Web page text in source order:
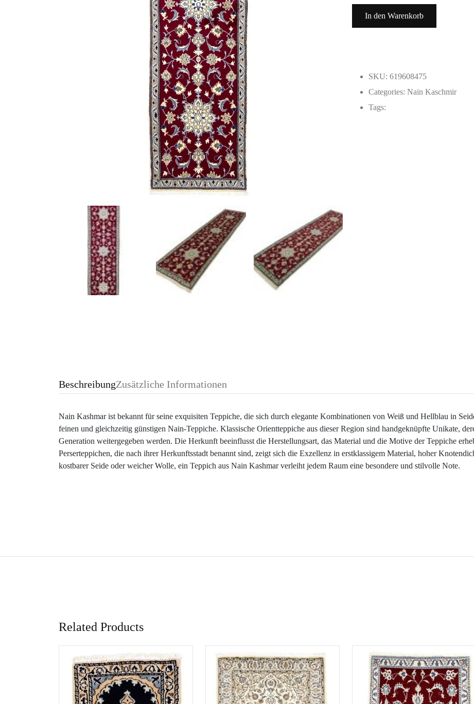
In den Warenkorb
SKU: 619608475
Categories: Nain Kaschmir
Tags:
BeschreibungZusätzliche Informationen
Nain Kashmar ist bekannt für seine exquisiten Teppiche, die sich durch elegante Kombinationen von Weiß und Hellblau in
feinen und gleichzeitig günstigen Nain-Teppiche. Klassische Orientteppiche aus dieser Region sind handgeknüpfte Unikate,
Generation weitergegeben werden. Die Herkunft beeinflusst die Herstellungsart, das Material und die Motive der Teppiche
Perserteppichen, die nach ihrer Herkunftsstadt benannt sind, zeigt sich die Exzellenz in erstklassigem Material, hoher
kostbarer Seide oder weicher Wolle, ein Teppich aus Nain Kashmar verleiht jedem Raum eine besondere und stilvolle Note.
Related Products